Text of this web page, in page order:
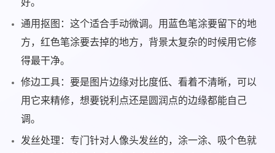
好。
通用抠图：这个适合手动微调。用蓝色笔涂要留下的地
方，红色笔涂要去掉的地方，背景太复杂的时候用它修
得最干净。
修边工具：要是图片边缘对比度低、看着不清晰，可以
用它来精修，想要锐利点还是圆润点的边缘都能自己
调。
发丝处理：专门针对人像头发丝的，涂一涂、吸个色就